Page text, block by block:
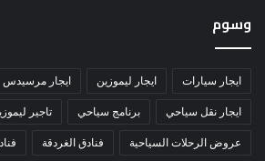
وسوم
ايجار سيارات ايجار ليموزين ايجار مرسيدس
ايجار نقل سياحي برنامج سياحي تاجير
عروض الرحلات السياحية فنادق الغردقة